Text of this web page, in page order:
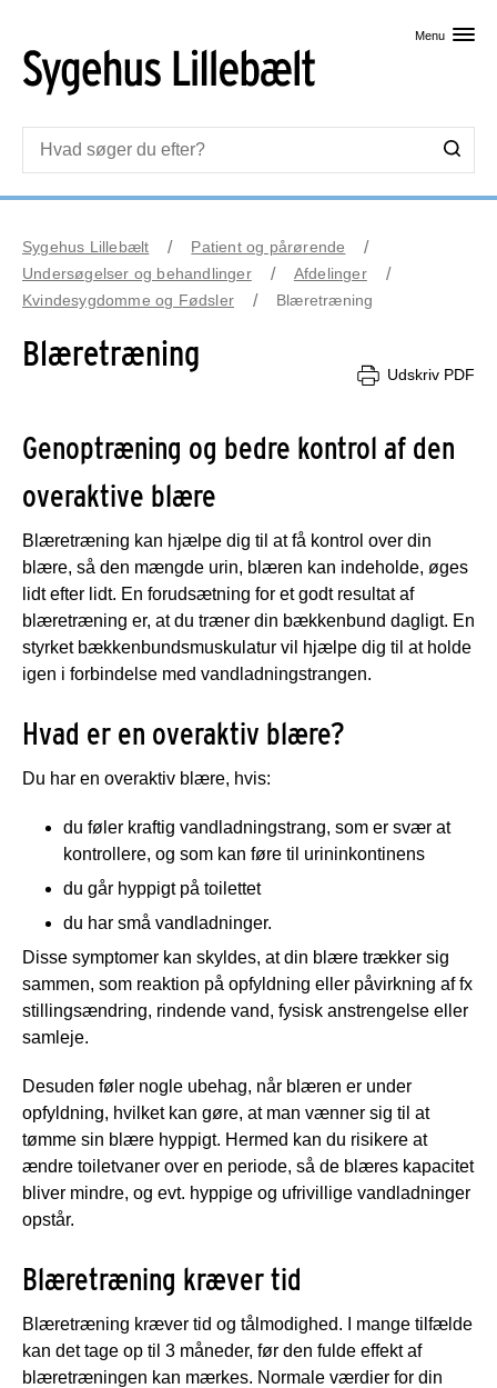
Menu
Sygehus Lillebælt
Patient og pårørende
Undersøgelser og behandlinger
Afdelinger
Kvindesygdomme og Fødsler
Blæretræning
Blæretræning
Udskriv PDF
Genoptræning og bedre kontrol af den
overaktive blære
Blæretræning kan hjælpe dig til at få kontrol over din
blære, så den mængde urin, blæren kan indeholde, øges
lidt efter lidt. En forudsætning for et godt resultat af
blæretræning er, at du træner din bækkenbund dagligt. En
styrket bækkenbundsmuskulatur vil hjælpe dig til at holde
igen i forbindelse med vandladningstrangen.
Hvad er en overaktiv blære?
Du har en overaktiv blære, hvis:
du føler kraftig vandladningstrang, som er svær at
kontrollere, og som kan føre til urininkontinens
du går hyppigt på toilettet
du har små vandladninger.
Disse symptomer kan skyldes, at din blære trækker sig
sammen, som reaktion på opfyldning eller påvirkning af fx
stillingsændring, rindende vand, fysisk anstrengelse eller
samleje.
Desuden føler nogle ubehag, når blæren er under
opfyldning, hvilket kan gøre, at man vænner sig til at
tømme sin blære hyppigt. Hermed kan du risikere at
ændre toiletvaner over en periode, så de blæres kapacitet
bliver mindre, og evt. hyppige og ufrivillige vandladninger
opstår.
Blæretræning kræver tid
Blæretræning kræver tid og tålmodighed. I mange tilfælde
kan det tage op til 3 måneder, før den fulde effekt af
blæretræningen kan mærkes. Normale værdier for din